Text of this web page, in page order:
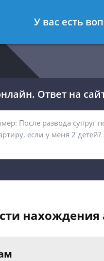
467-32-54
Ответ на
нахождения
У вас есть